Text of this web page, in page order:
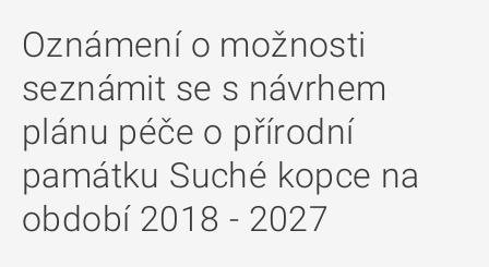
Oznámení o možnosti
seznámit se s návrhem
plánu péče o přírodní
památku Suché kopce na
období 2018 - 2027